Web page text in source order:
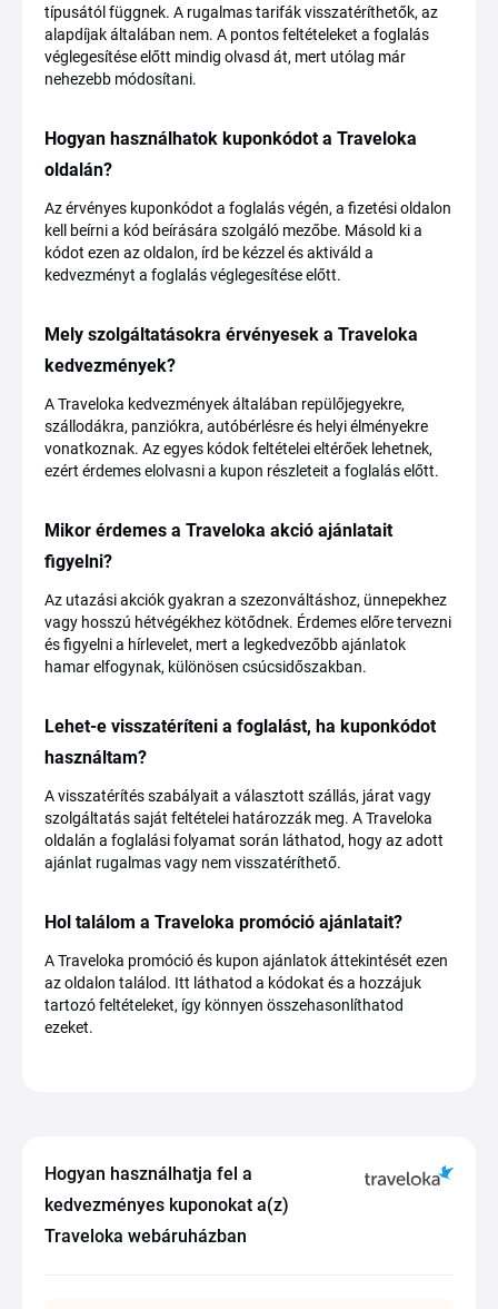
típusától függnek. A rugalmas tarifák visszatéríthetők, az
alapdíjak általában nem. A pontos feltételeket a foglalás
véglegesítése előtt mindig olvasd át, mert utólag már
nehezebb módosítani.
Hogyan használhatok kuponkódot a Traveloka
oldalán?
Az érvényes kuponkódot a foglalás végén, a fizetési oldalon
kell beírni a kód beírására szolgáló mezőbe. Másold ki a
kódot ezen az oldalon, írd be kézzel és aktiváld a
kedvezményt a foglalás véglegesítése előtt.
Mely szolgáltatásokra érvényesek a Traveloka
kedvezmények?
A Traveloka kedvezmények általában repülőjegyekre,
szállodákra, panziókra, autóbérlésre és helyi élményekre
vonatkoznak. Az egyes kódok feltételei eltérőek lehetnek,
ezért érdemes elolvasni a kupon részleteit a foglalás előtt.
Mikor érdemes a Traveloka akció ajánlatait
figyelni?
Az utazási akciók gyakran a szezonváltáshoz, ünnepekhez
vagy hosszú hétvégékhez kötődnek. Érdemes előre tervezni
és figyelni a hírlevelet, mert a legkedvezőbb ajánlatok
hamar elfogynak, különösen csúcsidőszakban.
Lehet-e visszatéríteni a foglalást, ha kuponkódot
használtam?
A visszatérítés szabályait a választott szállás, járat vagy
szolgáltatás saját feltételei határozzák meg. A Traveloka
oldalán a foglalási folyamat során láthatod, hogy az adott
ajánlat rugalmas vagy nem visszatéríthető.
Hol találom a Traveloka promóció ajánlatait?
A Traveloka promóció és kupon ajánlatok áttekintését ezen
az oldalon találod. Itt láthatod a kódokat és a hozzájuk
tartozó feltételeket, így könnyen összehasonlíthatod
ezeket.
Hogyan használhatja fel a
kedvezményes kuponokat a(z)
Traveloka webáruházban